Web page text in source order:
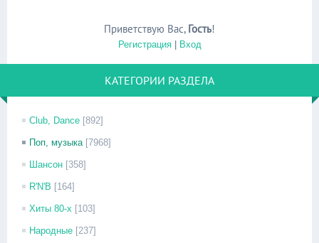
Приветствую Вас, Гость!
Регистрация| Вход
КАТЕГОРИИ РАЗДЕЛА
Club, Dance [892]
Поп, музыка [7968]
Шансон [358]
R'N'B [164]
Хиты 80-х [103]
Народные [237]